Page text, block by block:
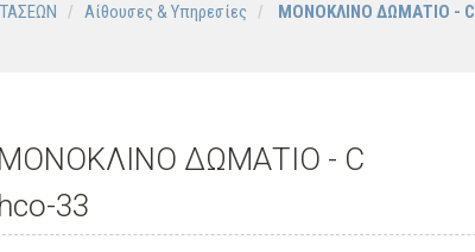
Αίθουσες & Υπηρεσίες ΜΟΝΟΚΛΙΝΟ ΔΩΜΑΤΙΟ - C
ΜΟΝΟΚΛΙΝΟ ΔΩΜΑΤΙΟ - C
hco-33